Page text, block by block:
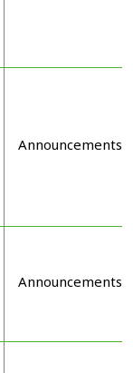
Announcements
Announcements